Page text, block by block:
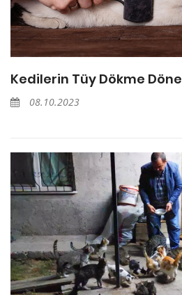
Kedilerin Tüy Dökme
08.10.2023